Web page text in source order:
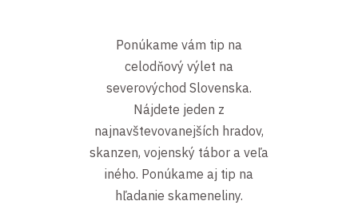
Ponúkame vám tip na
celodňový výlet na
severovýchod Slovenska.
Nájdete jeden z
najnavštevovanejších hradov,
skanzen, vojenský tábor a veľa
iného. Ponúkame aj tip na
hľadanie skameneliny.